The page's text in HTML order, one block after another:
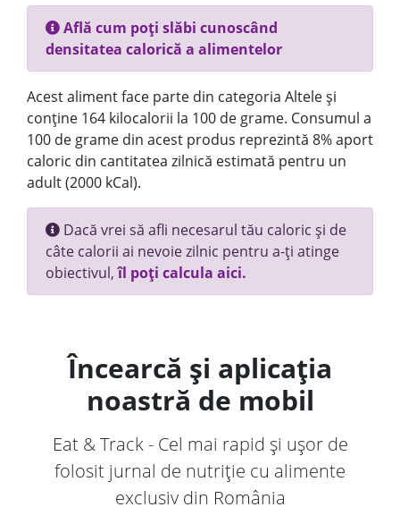
Află cum poți slăbi cunoscând
densitatea calorică a alimentelor
Acest aliment face parte din categoria Altele și
conține 164 kilocalorii la 100 de grame. Consumul a
100 de grame din acest produs reprezintă 8% aport
caloric din cantitatea zilnică estimată pentru un
adult (2000 kCal).
Dacă vrei să afli necesarul tău caloric și de
câte calorii ai nevoie zilnic pentru a-ți atinge
obiectivul,îl poți calcula aici.
Încearcă și aplicația
noastră de mobil
Eat & Track - Cel mai rapid și ușor de
folosit jurnal de nutriție cu alimente
exclusiv din România